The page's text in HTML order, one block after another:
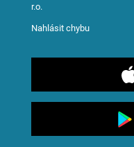
r.o.
Nahlásit chybu